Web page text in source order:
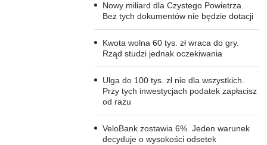
Nowy miliard dla Czystego Powietrza.
Bez tych dokumentów nie będzie dotacji
Kwota wolna 60 tys. zł wraca do gry.
Rząd studzi jednak oczekiwania
Ulga do 100 tys. zł nie dla wszystkich.
Przy tych inwestycjach podatek zapłacisz
od razu
VeloBank zostawia 6%. Jeden warunek
decyduje o wysokości odsetek